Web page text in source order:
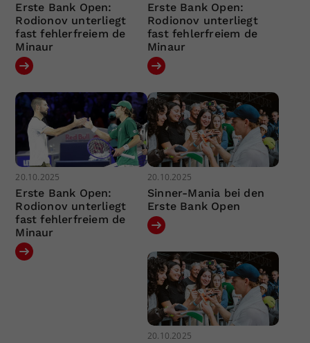
Erste Bank Open:
Rodionov unterliegt
fast fehlerfreiem de
Minaur
Erste Bank Open:
Rodionov unterliegt
fast fehlerfreiem de
Minaur
20.10.2025
Erste Bank Open:
Rodionov unterliegt
fast fehlerfreiem de
Minaur
20.10.2025
Sinner-Mania bei den
Erste Bank Open
20.10.2025